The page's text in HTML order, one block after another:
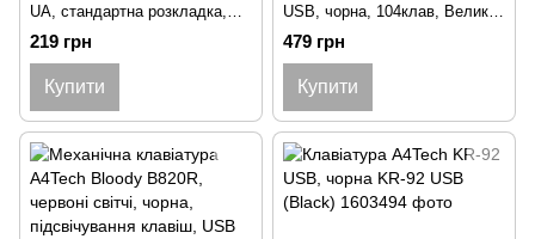
UA, стандартна розкладка,
PS/2, українська
розкладка,чорний колір KB-
103-UA
219 грн
Купити
USB, чорна, 104клав, Великий
Enter Comfort Rounded Edge
keyboard X-slim KRS-83 USB
(Black)
479 грн
Купити